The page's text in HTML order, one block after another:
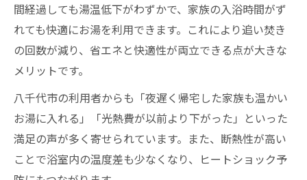
間経過しても湯温低下がわずかで、家族の入浴時間がず
れても快適にお湯を利用できます。これにより追い焚き
の回数が減り、省エネと快適性が両立できる点が大きな
メリットです。
八千代市の利用者からも「夜遅く帰宅した家族も温かい
お湯に入れる」「光熱費が以前より下がった」といった
満足の声が多く寄せられています。また、断熱性が高い
ことで浴室内の温度差も少なくなり、ヒートショック予